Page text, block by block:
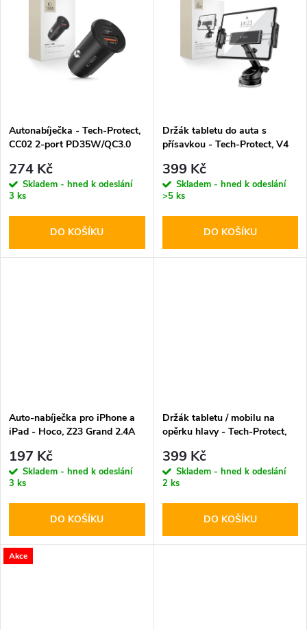
Autonabíječka - Tech-Protect,
CC02 2-port PD35W/QC3.0
274 Kč
Skladem - hned k odeslání
3 ks
DO KOŠÍKU
Držák tabletu do auta s
přísavkou - Tech-Protect, V4
399 Kč
Skladem - hned k odeslání
>5 ks
DO KOŠÍKU
Auto-nabíječka pro iPhone a
iPad - Hoco, Z23 Grand 2.4A
197 Kč
Skladem - hned k odeslání
3 ks
DO KOŠÍKU
Držák tabletu / mobilu na
opěrku hlavy - Tech-Protect,
399 Kč
Skladem - hned k odeslání
2 ks
DO KOŠÍKU
Akce